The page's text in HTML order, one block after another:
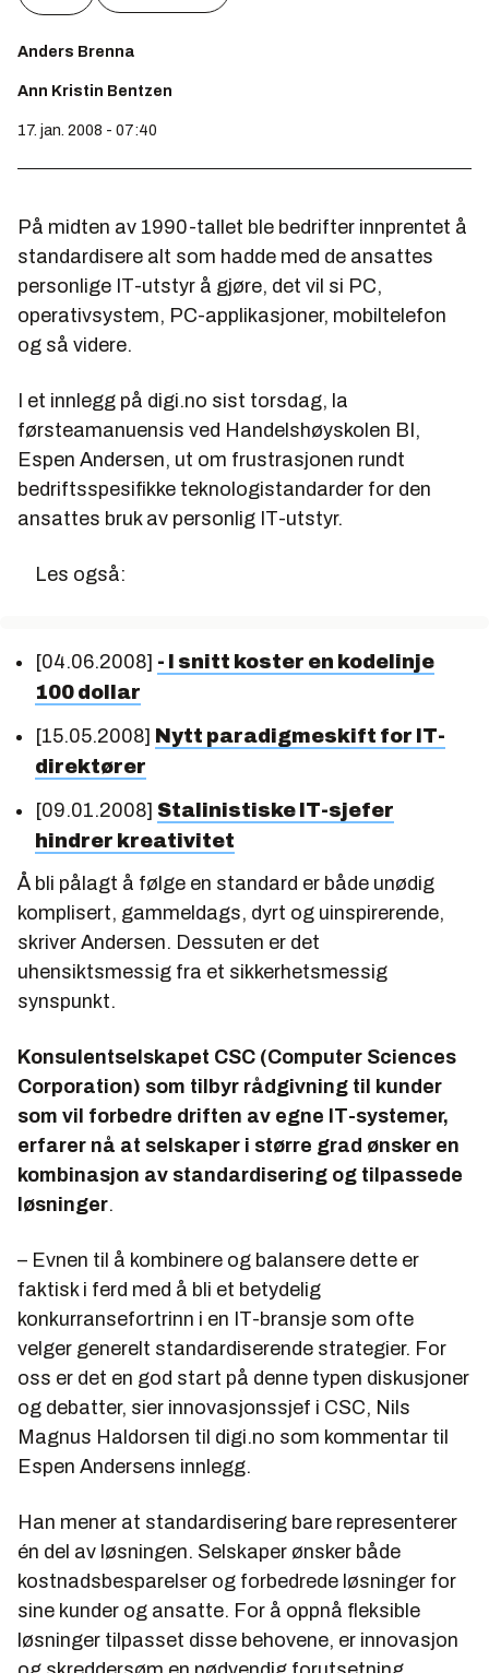
Anders Brenna
Ann Kristin Bentzen
17. jan. 2008 - 07:40
På midten av 1990-tallet ble bedrifter innprentet å
standardisere alt som hadde med de ansattes
personlige IT-utstyr å gjøre, det vil si PC,
operativsystem, PC-applikasjoner, mobiltelefon
og så videre.
I et innlegg på digi.no sist torsdag, la
førsteamanuensis ved Handelshøyskolen BI,
Espen Andersen, ut om frustrasjonen rundt
bedriftsspesifikke teknologistandarder for den
ansattes bruk av personlig IT-utstyr.
Les også:
[04.06.2008] - I snitt koster en kodelinje
100 dollar
[15.05.2008] Nytt paradigmeskift for IT-
direktører
[09.01.2008] Stalinistiske IT-sjefer
hindrer kreativitet
Å bli pålagt å følge en standard er både unødig
komplisert, gammeldags, dyrt og uinspirerende,
skriver Andersen. Dessuten er det
uhensiktsmessig fra et sikkerhetsmessig
synspunkt.
Konsulentselskapet CSC (Computer Sciences
Corporation) som tilbyr rådgivning til kunder
som vil forbedre driften av egne IT-systemer,
erfarer nå at selskaper i større grad ønsker en
kombinasjon av standardisering og tilpassede
løsninger.
– Evnen til å kombinere og balansere dette er
faktisk i ferd med å bli et betydelig
konkurransefortrinn i en IT-bransje som ofte
velger generelt standardiserende strategier. For
oss er det en god start på denne typen diskusjoner
og debatter, sier innovasjonssjef i CSC, Nils
Magnus Haldorsen til digi.no som kommentar til
Espen Andersens innlegg.
Han mener at standardisering bare representerer
én del av løsningen. Selskaper ønsker både
kostnadsbesparelser og forbedrede løsninger for
sine kunder og ansatte. For å oppnå fleksible
løsninger tilpasset disse behovene, er innovasjon